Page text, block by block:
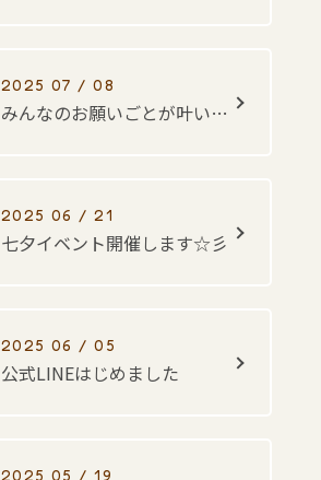
2025 07 / 08
みんなのお願いごとが叶いますように・・・☆彡
2025 06 / 21
七夕イベント開催します☆彡
2025 06 / 05
公式LINEはじめました
2025 05 / 19